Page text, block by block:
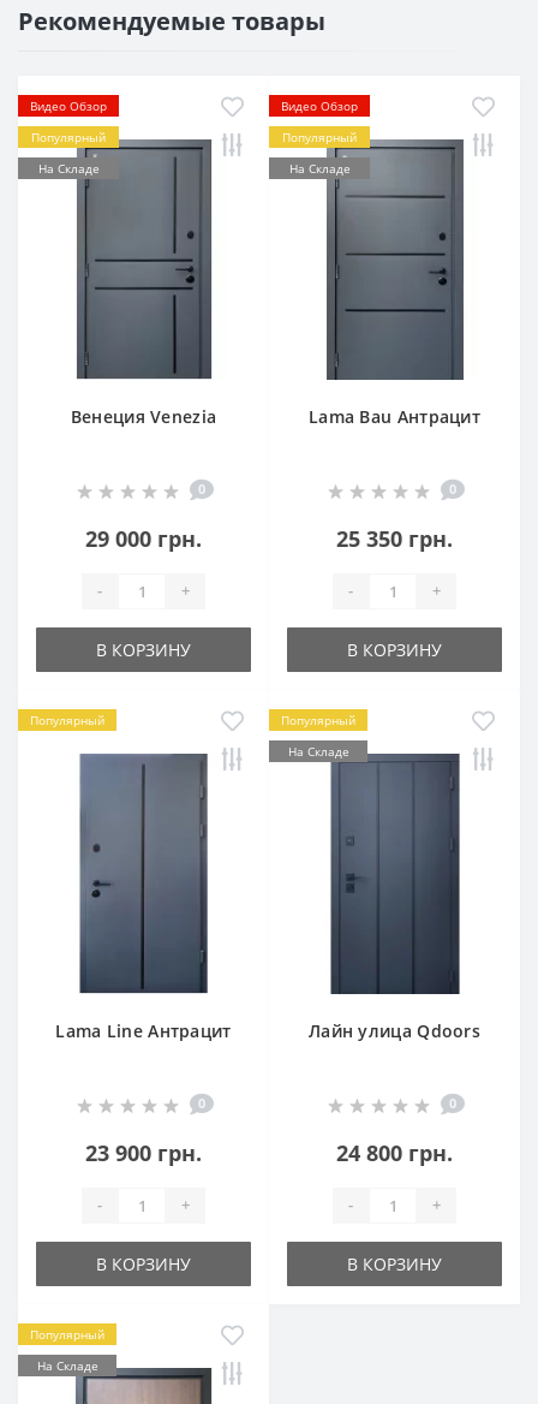
Рекомендуемые товары
Видео Обзор
Популярный
На Складе
Венеция Venezia
0
29 000 грн.
- +
В КОРЗИНУ
Видео Обзор
Популярный
На Складе
Lama Bau Антрацит
0
25 350 грн.
- +
В КОРЗИНУ
Популярный
Lama Line Антрацит
0
23 900 грн.
- +
В КОРЗИНУ
Популярный
На Складе
Лайн улица Qdoors
0
24 800 грн.
- +
В КОРЗИНУ
Популярный
На Складе